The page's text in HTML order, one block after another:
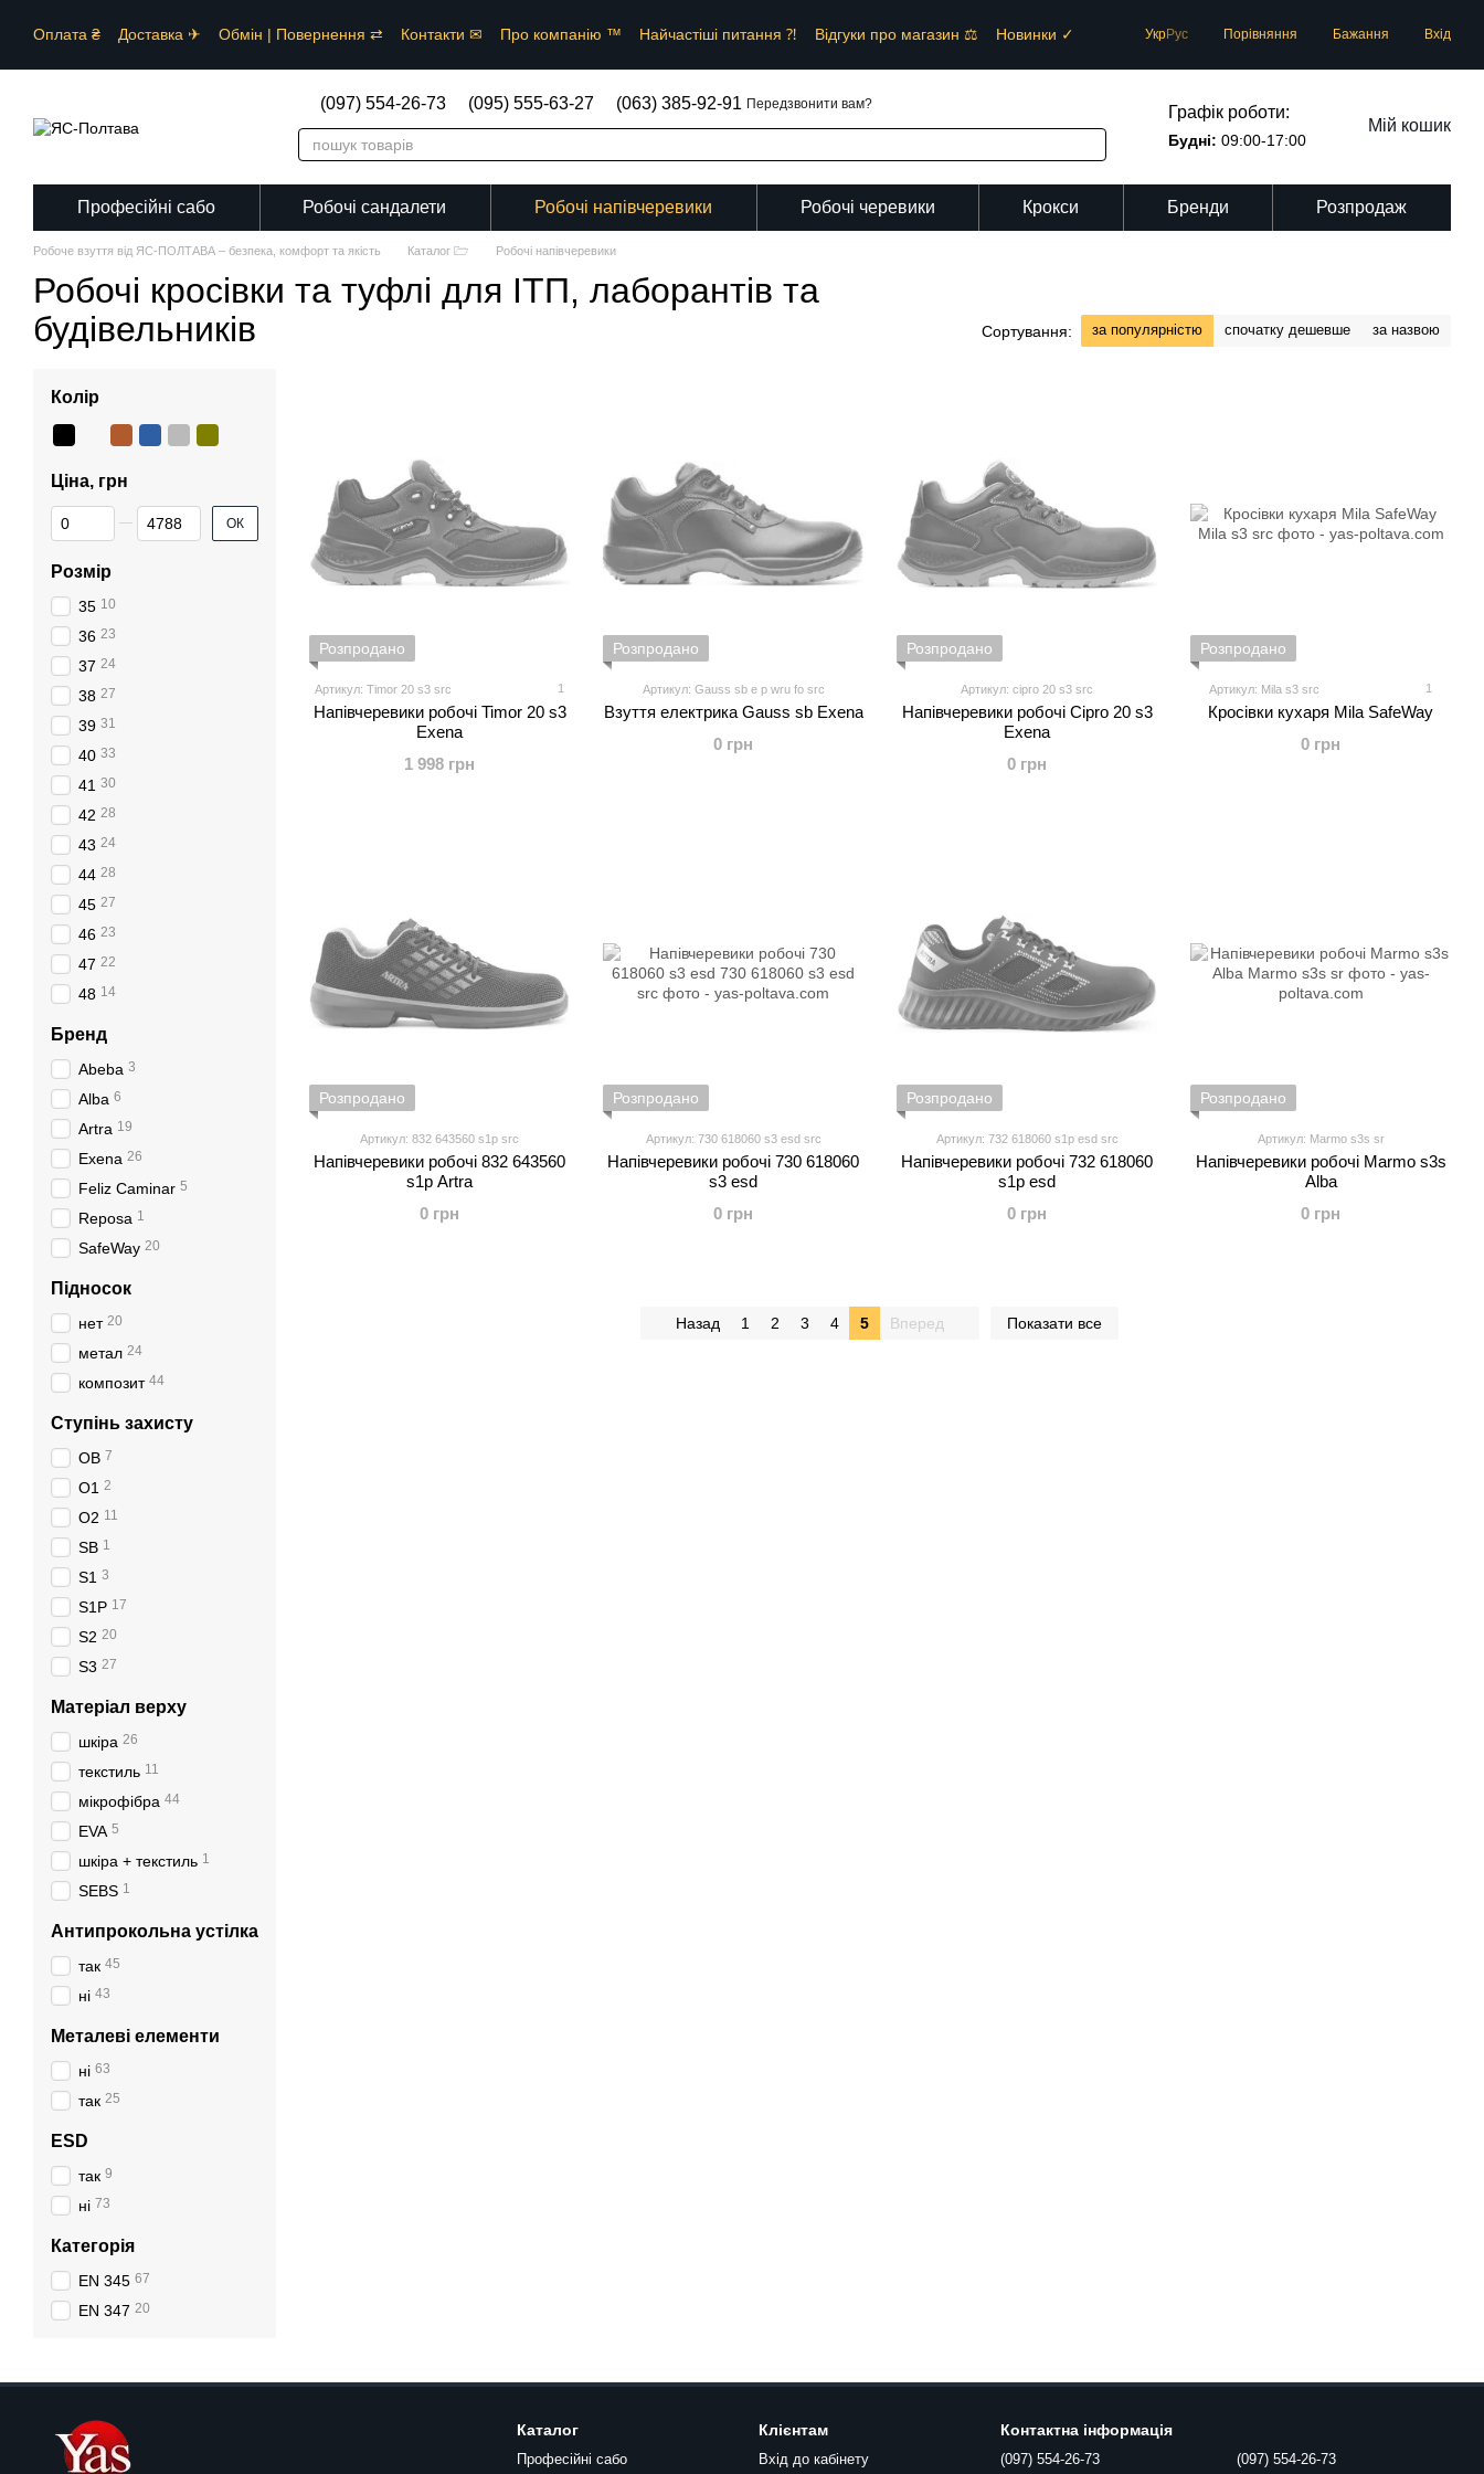
Оплата ₴
Доставка ✈︎ Обмін | Повернення ⇄ Контакти ✉ Про компанію ™︎ Найчастіші питання ⁈ Відгуки про магазин ⚖︎
Новинки ✓
УкрРус Порівняння Бажання Вхід
(097) 554-26-73 (095) 555-63-27 (063) 385-92-91 Передзвонити вам? Графік роботи:
Будні: 09:00-17:00
Мій кошик
Професійні сабо Робочі сандалети Робочі напівчеревики Робочі черевики Крокси Бренди Розпродаж
Робоче взуття від ЯС-ПОЛТАВА – безпека, комфорт та якість Каталог 🗁 Робочі напівчеревики
Робочі кросівки та туфлі для ІТП, лаборантів та
будівельників
Сортування: за популярністю спочатку дешевше за назвою
Розпродано
Артикул: Timor 20 s3 src 1
Напівчеревики робочі Timor 20 s3
Exena
1 998 грн
Розпродано
Артикул: Gauss sb e p wru fo src
Взуття електрика Gauss sb Exena
0 грн
Розпродано
Артикул: cipro 20 s3 src
Напівчеревики робочі Cipro 20 s3
Exena
0 грн
Розпродано
Артикул: Mila s3 src 1
Кросівки кухаря Mila SafeWay
0 грн
Розпродано
Артикул: 832 643560 s1p src
Напівчеревики робочі 832 643560
s1p Artra
0 грн
Розпродано
Артикул: 730 618060 s3 esd src
Напівчеревики робочі 730 618060
s3 esd
0 грн
Розпродано
Артикул: 732 618060 s1p esd src
Напівчеревики робочі 732 618060
s1p esd
0 грн
Розпродано
Артикул: Marmo s3s sr
Напівчеревики робочі Marmo s3s
Alba
0 грн
Назад 1 2 3 4 5 Вперед Показати все
Колір
Ціна, грн
Від Ціна, грн
До Ціна, грн ОК
Розмір
35 10
36 23
37 24
38 27
39 31
40 33
41 30
42 28
43 24
44 28
45 27
46 23
47 22
48 14
Бренд
Abeba 3
Alba 6
Artra 19
Exena 26
Feliz Caminar 5
Reposa 1
SafeWay 20
Підносок
нет 20
метал 24
композит 44
Ступінь захисту
OB 7
O1 2
O2 11
SB 1
S1 3
S1P 17
S2 20
S3 27
Матеріал верху
шкіра 26
текстиль 11
мікрофібра 44
EVA 5
шкіра + текстиль 1
SEBS 1
Антипрокольна устілка
так 45
ні 43
Металеві елементи
ні 63
так 25
ESD
так 9
ні 73
Категорія
EN 345 67
EN 347 20
Каталог
Професійні сабо
Клієнтам
Вхід до кабінету
Контактна інформація
(097) 554-26-73 (097) 554-26-73